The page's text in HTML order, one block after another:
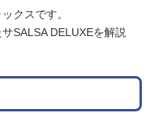
クスです。
SALSA DELUXEを解説